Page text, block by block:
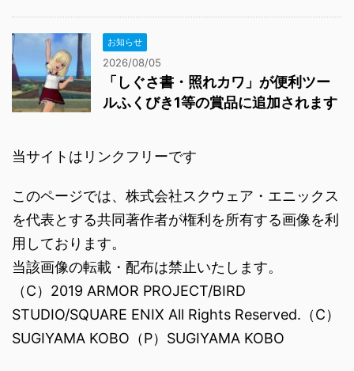
お知らせ
2026/08/05
「しぐさ書・照れカワ」が便利ツー
ルふくびき1等の賞品に追加されます
当サイトはリンクフリーです
このページでは、株式会社スクウェア・エニックス
を代表とする共同著作者が権利を所有する画像を利
用しております。
当該画像の転載・配布は禁止いたします。
（C）2019 ARMOR PROJECT/BIRD
STUDIO/SQUARE ENIX All Rights Reserved.（C）
SUGIYAMA KOBO（P）SUGIYAMA KOBO